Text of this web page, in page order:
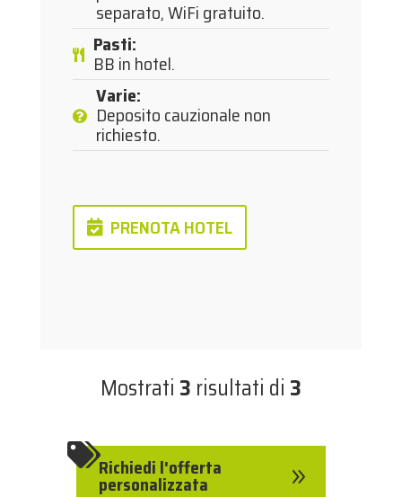
separato, WiFi gratuito.
Pasti:
BB in hotel.
Varie:
Deposito cauzionale non
richiesto.
PRENOTA HOTEL
Mostrati 3 risultati di 3
Richiedi l'offerta
personalizzata
9